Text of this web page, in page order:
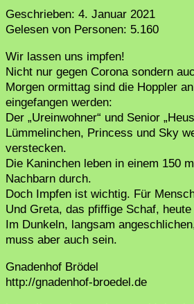
Geschrieben: 4. Januar 2021
Gelesen von Personen: 5.160
Wir lassen uns impfen!
Nicht nur gegen Corona sondern
Morgen ormittag sind die Hoppler
eingefangen werden:
Der „Ureinwohner“ und Senior
Lümmelinchen, Princess und Sky
verstecken.
Die Kaninchen leben in einem 150
Nachbarn durch.
Doch Impfen ist wichtig. Für
Und Greta, das pfiffige Schaf,
Im Dunkeln, langsam
muss aber auch sein.
Gnadenhof Brödel
http://gnadenhof-broedel.de